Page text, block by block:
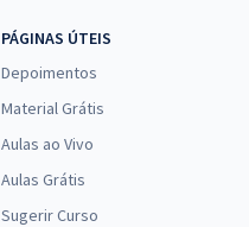
PÁGINAS ÚTEIS
Depoimentos
Material Grátis
Aulas ao Vivo
Aulas Grátis
Sugerir Curso